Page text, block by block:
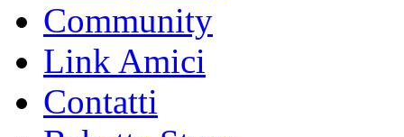
Community
Link Amici
Contatti